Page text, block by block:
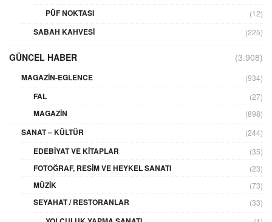
PÜF NOKTASI (12)
SABAH KAHVESI (225)
GÜNCEL HABER (3.908)
MAGAZIN-EGLENCE (934)
FAL (27)
MAGAZIN (898)
SANAT – KÜLTÜR (244)
EDEBIYAT VE KITAPLAR (35)
FOTOĞRAF, RESIM VE HEYKEL SANATI (23)
MÜZIK (73)
SEYAHAT / RESTORANLAR (33)